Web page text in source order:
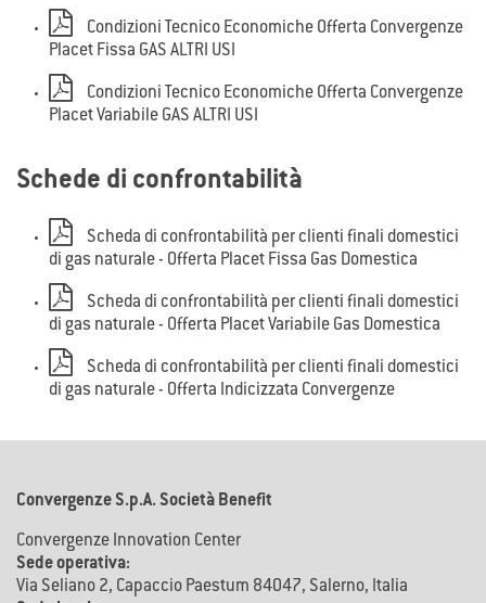
Condizioni Tecnico Economiche Offerta Convergenze
Placet Fissa GAS ALTRI USI
Condizioni Tecnico Economiche Offerta Convergenze
Placet Variabile GAS ALTRI USI
Schede di confrontabilità
Scheda di confrontabilità per clienti finali domestici
di gas naturale - Offerta Placet Fissa Gas Domestica
Scheda di confrontabilità per clienti finali domestici
di gas naturale - Offerta Placet Variabile Gas Domestica
Scheda di confrontabilità per clienti finali domestici
di gas naturale - Offerta Indicizzata Convergenze
Convergenze S.p.A. Società Benefit
Convergenze Innovation Center
Sede operativa:
Via Seliano 2, Capaccio Paestum 84047, Salerno, Italia